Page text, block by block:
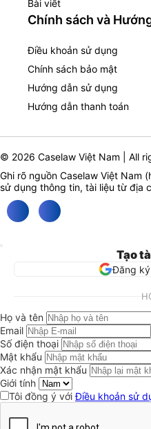
Bài viết
Chính sách và
Điều khoản sử dụng
Chính sách bảo mật
Hướng dẫn sử dụng
Hướng dẫn thanh toán
© 2026 Caselaw Việt Nam | All
Ghi rõ nguồn Caselaw Việt Nam (
sử dụng thông tin, tài liệu từ địa
Tạo
Đăng ký
Họ và tên
Email
Số điện thoại
Mật khẩu
Xác nhận mật khẩu
Giới tính
Tôi đồng ý vớiĐiều khoản sử